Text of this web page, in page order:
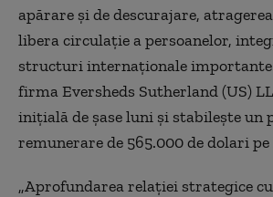
apărare şi de descurajare,
libera circulaţie a persoanelor,
structuri internaţionale
firma Eversheds Sutherland (US)
iniţială de şase luni şi stabileşte un
remunerare de 565.000 de dolari pe
„Aprofundarea relaţiei strategice